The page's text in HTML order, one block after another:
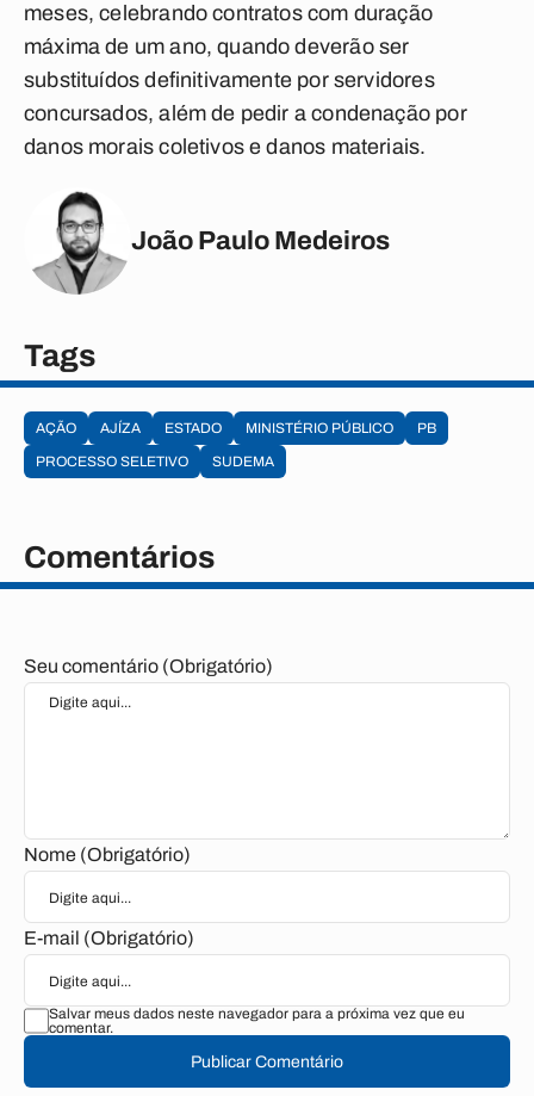
meses, celebrando contratos com duração
máxima de um ano, quando deverão ser
substituídos definitivamente por servidores
concursados, além de pedir a condenação por
danos morais coletivos e danos materiais.
João Paulo Medeiros
Tags
AÇÃO AJÍZA ESTADO MINISTÉRIO PÚBLICO
PB
PROCESSO SELETIVO
SUDEMA
Comentários
Seu comentário (Obrigatório)
Nome (Obrigatório)
E-mail (Obrigatório)
Salvar meus dados neste navegador para a próxima vez que eu
comentar.
Publicar Comentário